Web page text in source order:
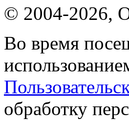
© 2004-2026,
Во время
обработку